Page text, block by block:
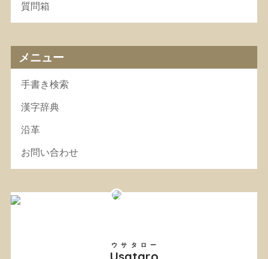
質問箱
メニュー
手書き検索
漢字辞典
沿革
お問い合わせ
ウサタロー